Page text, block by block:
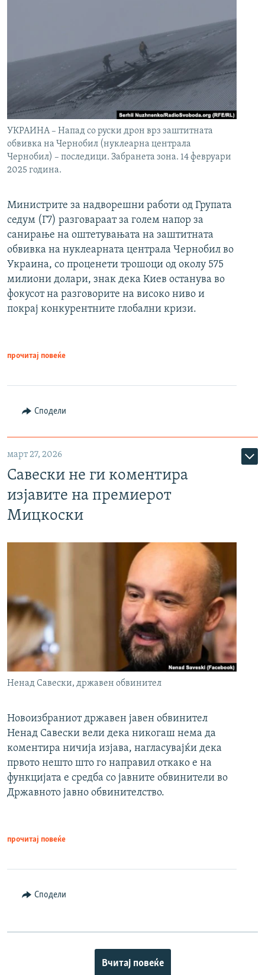
УКРАИНА – Напад со руски дрон врз заштитната
обвивка на Чернобил (нуклеарна централа
Чернобил) – последици. Забранета зона. 14 февруари
2025 година.
Министрите за надворешни работи од Групата
седум (Г7) разговараат за голем напор за
санирање на оштетувањата на заштитната
обвивка на нуклеарната централа Чернобил во
Украина, со проценети трошоци од околу 575
милиони долари, знак дека Киев останува во
фокусот на разговорите на високо ниво и
покрај конкурентните глобални кризи.
прочитај повеќе
Сподели
март 27, 2026
Савески не ги коментира
изјавите на премиерот
Мицкоски
Ненад Савески, државен обвинител
Новоизбраниот државен јавен обвинител
Ненад Савески вели дека никогаш нема да
коментира ничија изјава, нагласувајќи дека
првото нешто што го направил откако е на
функцијата е средба со јавните обвинители во
Државното јавно обвинителство.
прочитај повеќе
Сподели
Вчитај повеќе